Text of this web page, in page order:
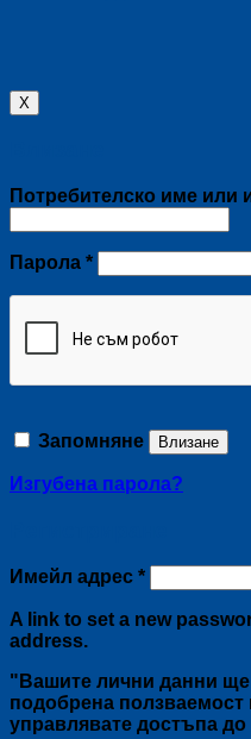
X
Потребителско име или
Парола *Задължително
Запомняне Влизане
Изгубена парола?
Имейл адрес *
A link to set a new
address.
"Вашите лични данни ще
подобрена ползваемост
управлявате достъпа